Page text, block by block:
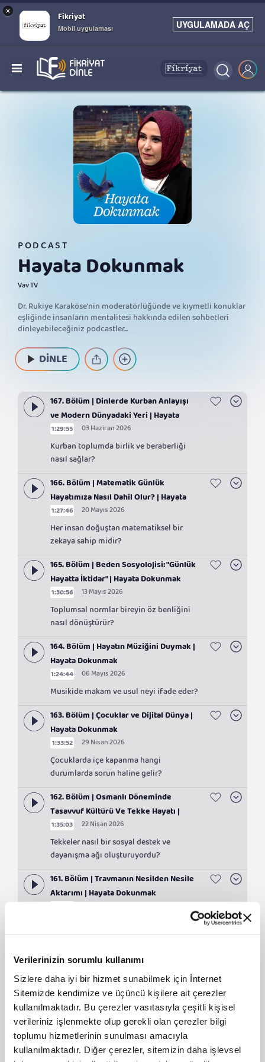
Verilerinizin sorumlu kullanımı
Sizlere daha iyi bir hizmet sunabilmek için İnternet
Sitemizde kendimize ve üçüncü kişilere ait çerezler
kullanılmaktadır. Bu çerezler vasıtasıyla çeşitli kişisel
verileriniz işlenmekte olup gerekli olan çerezler bilgi
toplumu hizmetlerinin sunulması amacıyla
kullanılmaktadır. Diğer çerezler, sitemizin daha işlevsel
× Fikriyat
Mobil uygulaması UYGULAMADA AÇ
PODCAST
Hayata Dokunmak
Vav TV
Dr. Rukiye Karaköse'nin moderatörlüğünde ve kıymetli konuklar
eşliğinde insanların mentalitesi hakkında edilen sohbetleri
dinleyebileceğiniz podcastler...
DİNLE
167. Bölüm | Dinlerde Kurban Anlayışı
ve Modern Dünyadaki Yeri | Hayata
Dokunmak
1:29:55 03 Haziran 2026
Kurban toplumda birlik ve beraberliği
nasıl sağlar?
166. Bölüm | Matematik Günlük
Hayatımıza Nasıl Dahil Olur? | Hayata
Dokunmak
1:27:46 20 Mayıs 2026
Her insan doğuştan matematiksel bir
zekaya sahip midir?
165. Bölüm | Beden Sosyolojisi: "Günlük
Hayatta İktidar" | Hayata Dokunmak
1:30:56 13 Mayıs 2026
Toplumsal normlar bireyin öz benliğini
nasıl dönüştürür?
164. Bölüm | Hayatın Müziğini Duymak |
Hayata Dokunmak
1:24:44 06 Mayıs 2026
Musikide makam ve usul neyi ifade eder?
163. Bölüm | Çocuklar ve Dijital Dünya |
Hayata Dokunmak
1:33:52 29 Nisan 2026
Çocuklarda içe kapanma hangi
durumlarda sorun haline gelir?
162. Bölüm | Osmanlı Döneminde
Tasavvuf Kültürü Ve Tekke Hayatı |
Hayata Dokunmak
1:35:03 22 Nisan 2026
Tekkeler nasıl bir sosyal destek ve
dayanışma ağı oluşturuyordu?
161. Bölüm | Travmanın Nesilden Nesile
Aktarımı | Hayata Dokunmak
etkiler?
160. Bölüm | İnsanın Hayat Amacı ve
Anadolu İrfanı | Hayata Dokunmak
1:25:43 08 Nisan 2026
Ayrılık ve özlem duygusu insanın iç
dünyasını nasıl etkiler?
159. Bölüm | Din Eğitimi İnsana Ne